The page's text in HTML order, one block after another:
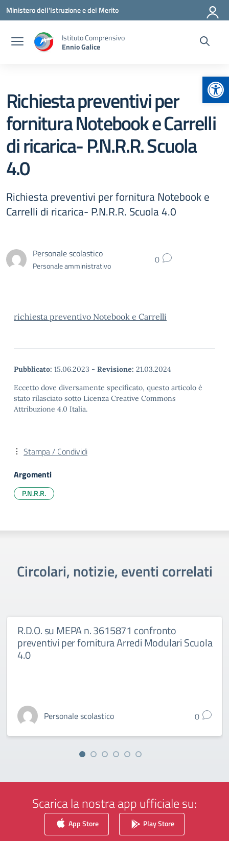
Vai ai contenuti
Vai al menu di navigazione
Vai al footer
Ministero dell'Istruzione e del Merito
Istituto Comprensivo
Ennio Galice
Richiesta preventivi per
fornitura Notebook e Carrelli
di ricarica- P.N.R.R. Scuola
4.0
Richiesta preventivi per fornitura Notebook e
Carrelli di ricarica- P.N.R.R. Scuola 4.0
Personale scolastico
Personale amministrativo 0
richiesta preventivo Notebook e Carrelli
Pubblicato: 15.06.2023 - Revisione: 21.03.2024
Eccetto dove diversamente specificato, questo articolo è
stato rilasciato sotto Licenza Creative Commons
Attribuzione 4.0 Italia.
Stampa / Condividi
Argomenti
P.N.R.R.
Circolari, notizie, eventi correlati
R.D.O. su MEPA n. 3615871 confronto
preventivi per fornitura Arredi Modulari Scuola
4.0
Personale scolastico 0
Scarica la nostra app ufficiale su:
App Store Play Store